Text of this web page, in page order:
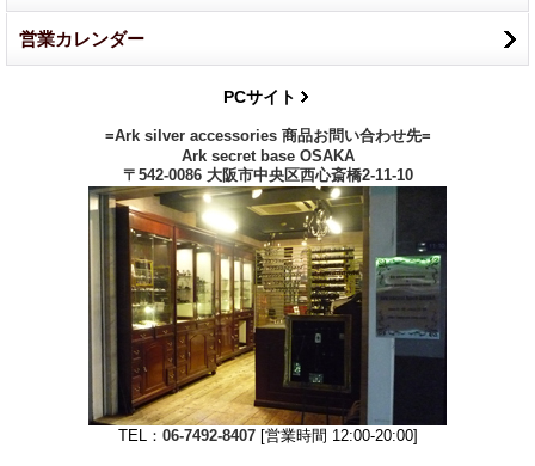
営業カレンダー
PCサイト
=Ark silver accessories 商品お問い合わせ先=
Ark secret base OSAKA
〒542-0086 大阪市中央区西心斎橋2-11-10
TEL： 06-7492-8407[営業時間 12:00-20:00]